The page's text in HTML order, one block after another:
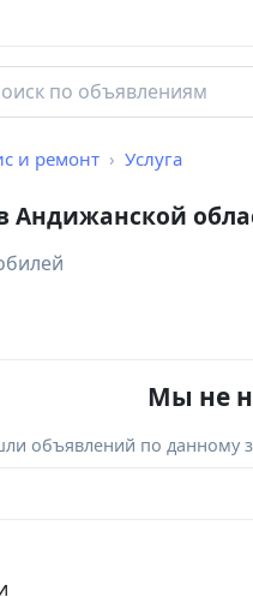
и ремонт Услуга
Андижанской
Мы не
объявлений по данному